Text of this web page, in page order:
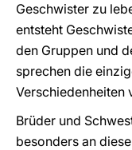
Geschwister zu
entsteht
den Gruppen und
sprechen die
Verschiedenheiten
Brüder und
besonders an